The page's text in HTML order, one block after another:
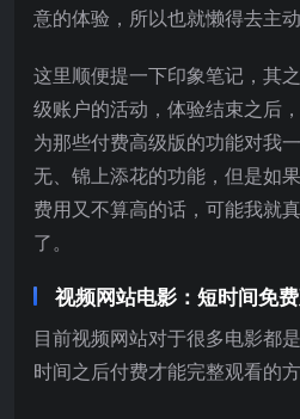
意的体验，所以也就懒得去主动
这里顺便提一下印象笔记，其
级账户的活动，体验结束之后
为那些付费高级版的功能对我
无、锦上添花的功能，但是如
费用又不算高的话，可能我就
了。
视频网站电影：短时间免
目前视频网站对于很多电影都
时间之后付费才能完整观看的方